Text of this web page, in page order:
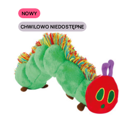
NOWY
CHWILOWO NIEDOSTĘPNE